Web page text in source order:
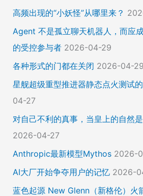
高频出现的“小妖怪”从哪里来？
Agent 不是孤立聊天机器人，而应
的受控参与者 2026-04-29
各种形式的门都在关闭 2026-04-29
星舰超级重型推进器静态点火测试
04-27
对自己不利的真事，当皇上的自然
2026-04-27
Anthropic最新模型Mythos 2026-
AI大厂开始争夺用户的记忆 2026-
蓝色起源 New Glenn（新格伦）火